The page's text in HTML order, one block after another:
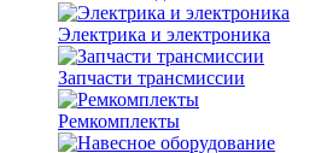
Электрика и электроника
Запчасти трансмиссии
Ремкомплекты